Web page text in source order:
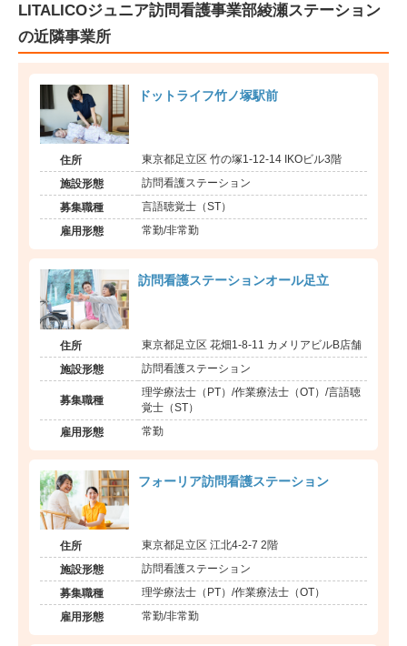
LITALICOジュニア訪問看護事業部綾瀬ステーション
の近隣事業所
ドットライフ竹ノ塚駅前
住所 東京都足立区 竹の塚1-12-14 IKOビル3階
施設形態 訪問看護ステーション
募集職種 言語聴覚士（ST）
雇用形態 常勤/非常勤
訪問看護ステーションオール足立
住所 東京都足立区 花畑1-8-11 カメリアビルB店舗
施設形態 訪問看護ステーション
募集職種
理学療法士（PT）/作業療法士（OT）/言語聴
覚士（ST）
雇用形態 常勤
フォーリア訪問看護ステーション
住所 東京都足立区 江北4-2-7 2階
施設形態 訪問看護ステーション
募集職種 理学療法士（PT）/作業療法士（OT）
雇用形態 常勤/非常勤